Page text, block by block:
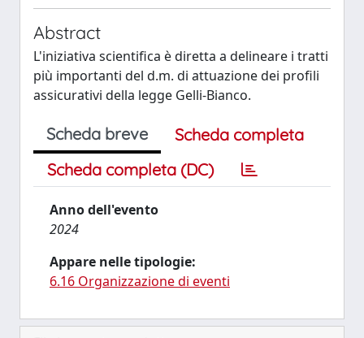
Abstract
L'iniziativa scientifica è diretta a delineare i tratti
più importanti del d.m. di attuazione dei profili
assicurativi della legge Gelli-Bianco.
Scheda breve
Scheda completa
Scheda completa (DC)
Anno dell'evento
2024
Appare nelle tipologie:
6.16 Organizzazione di eventi